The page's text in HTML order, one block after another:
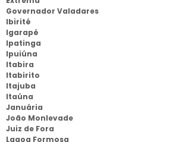
Governador Valadares
Ibirité
Igarapé
Ipatinga
Ipuiúna
Itabira
Itabirito
Itajuba
Itaúna
Januária
João Monlevade
Juiz de Fora
Lagoa Formosa